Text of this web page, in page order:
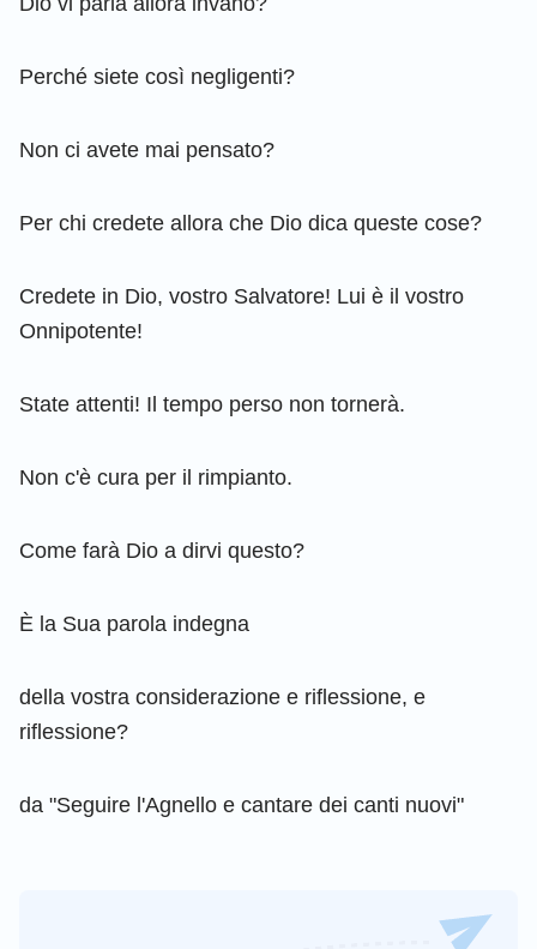
Perché siete così negligenti?
Non ci avete mai pensato?
Per chi credete allora che Dio dica queste cose?
Credete in Dio, vostro Salvatore! Lui è il vostro
Onnipotente!
State attenti! Il tempo perso non tornerà.
Non c'è cura per il rimpianto.
Come farà Dio a dirvi questo?
È la Sua parola indegna
della vostra considerazione e riflessione, e
riflessione?
da "Seguire l'Agnello e cantare dei canti nuovi"